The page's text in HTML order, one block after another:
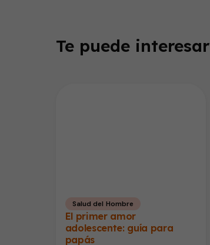
Te puede interesar
Salud del Hombre
El primer amor
adolescente: guía para
papás